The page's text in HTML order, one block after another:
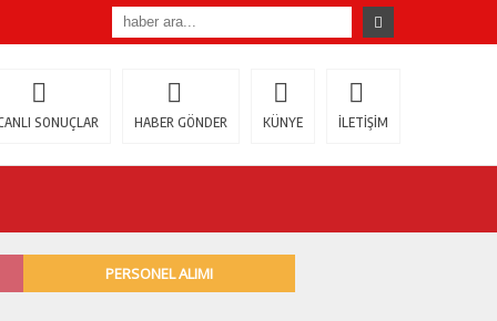
SONUÇLAR HABER GÖNDER KÜNYE İLETİŞİM